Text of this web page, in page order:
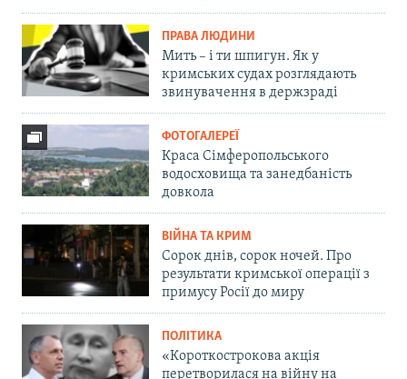
ПРАВА ЛЮДИНИ
Мить – і ти шпигун. Як у
кримських судах розглядають
звинувачення в держзраді
ФОТОГАЛЕРЕЇ
Краса Сімферопольського
водосховища та занедбаність
довкола
ВІЙНА ТА КРИМ
Сорок днів, сорок ночей. Про
результати кримської операції з
примусу Росії до миру
ПОЛІТИКА
«Короткострокова акція
перетворилася на війну на